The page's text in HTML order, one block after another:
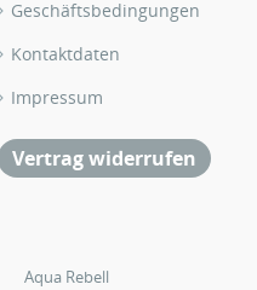
Geschäftsbedingungen
Kontaktdaten
Impressum
Vertrag widerrufen
Aqua Rebell